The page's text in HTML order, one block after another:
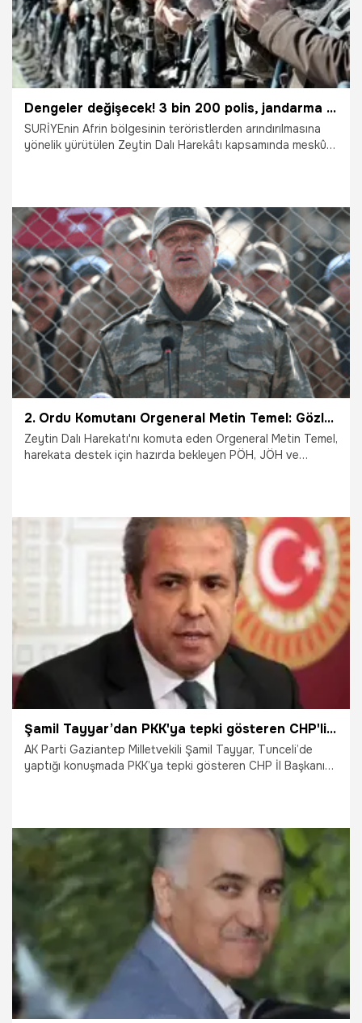
Dengeler değişecek! 3 bin 200 polis, jandarma ve korucu...
SURİYEnin Afrin bölgesinin teröristlerden arındırılmasına
yönelik yürütülen Zeytin Dalı Harekâtı kapsamında meskûn
Merkezi'nde tören düzenlendi. Törene katılan JÖH ve PÖH
timleri ile korucular, Afrini teröristlerden temizlemek için ant
içti.
23.02.2018 Gündem
2. Ordu Komutanı Orgeneral Metin Temel: Gözlerinizden öpüyorum
Zeytin Dalı Harekatı'nı komuta eden Orgeneral Metin Temel,
harekata destek için hazırda bekleyen PÖH, JÖH ve
23.02.2018 Gündem
Şamil Tayyar’dan PKK'ya tepki gösteren CHP'li başkana destek
AK Parti Gaziantep Milletvekili Şamil Tayyar, Tunceli’de
yaptığı konuşmada PKK’ya tepki gösteren CHP İl Başkanı
29.09.2021 Gündem